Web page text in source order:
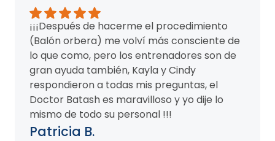
¡¡¡Después de hacerme el procedimiento
(Balón orbera) me volví más consciente de
lo que como, pero los entrenadores son de
gran ayuda también, Kayla y Cindy
respondieron a todas mis preguntas, el
Doctor Batash es maravilloso y yo dije lo
mismo de todo su personal !!!
Patricia B.